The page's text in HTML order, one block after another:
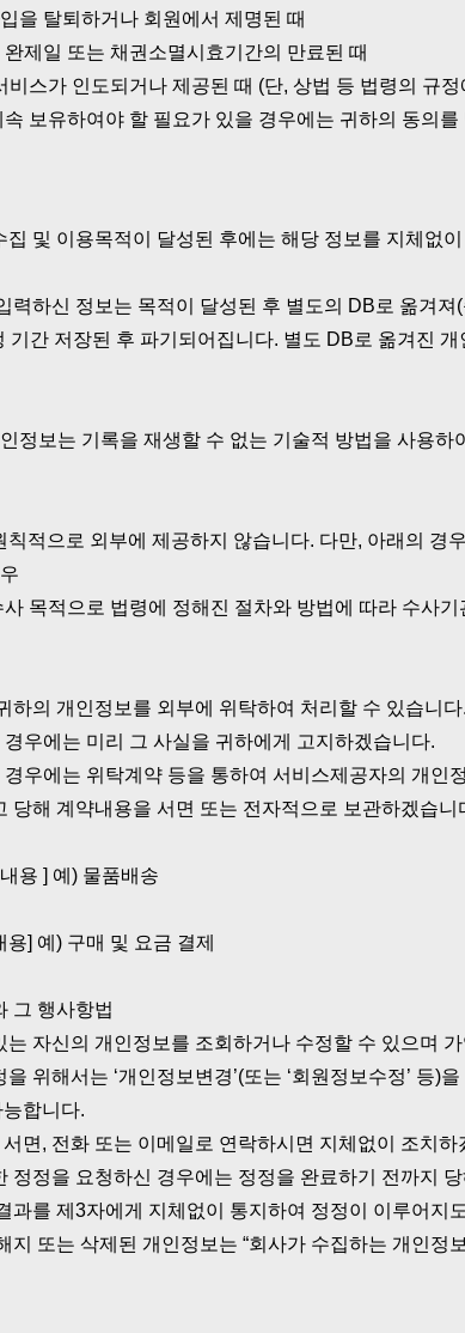
을 탈퇴하거나 회원에서 제명된 때
제일 또는 채권소멸시효기간의 만료된 때
비스가 인도되거나 제공된 때 (단, 상법 등 법령의 규
보유하여야 할 필요가 있을 경우에는 귀하의 동의를
및 이용목적이 달성된 후에는 해당 정보를 지체없
력하신 정보는 목적이 달성된 후 별도의 DB로 옮겨
기간 저장된 후 파기되어집니다. 별도 DB로 옮겨진
정보는 기록을 재생할 수 없는 기술적 방법을 사용하
적으로 외부에 제공하지 않습니다. 다만, 아래의 경
목적으로 법령에 정해진 절차와 방법에 따라 수사
하의 개인정보를 외부에 위탁하여 처리할 수 있습니다.
우에는 미리 그 사실을 귀하에게 고지하겠습니다.
우에는 위탁계약 등을 통하여 서비스제공자의 개
당해 계약내용을 서면 또는 전자적으로 보관하겠습니
용 ] 예) 물품배송
] 예) 구매 및 요금 결제
그 행사항법
자신의 개인정보를 조회하거나 수정할 수 있으며
위해서는 ‘개인정보변경’(또는 ‘회원정보수정’ 등
합니다.
면, 전화 또는 이메일로 연락하시면 지체없이 조치하
정정을 요청하신 경우에는 정정을 완료하기 전까지
과를 제3자에게 지체없이 통지하여 정정이 이루어지
지 또는 삭제된 개인정보는 “회사가 수집하는 개인